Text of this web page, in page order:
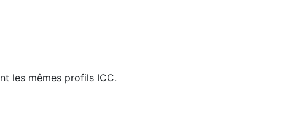
les mêmes profils ICC.